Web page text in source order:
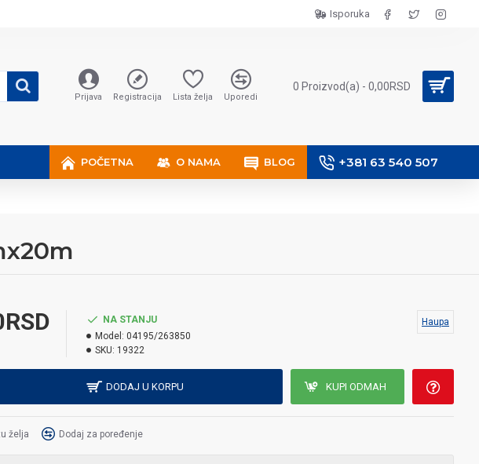
Isporuka
Prijava Registracija Lista želja Uporedi
0 Proizvod(a) - 0,00RSD
POČETNA O NAMA BLOG +381 63 540 507
NA STANJU
Model: 04195/263850
SKU: 19322
Haupa
DODAJ U KORPU KUPI ODMAH
želja Dodaj za poređenje